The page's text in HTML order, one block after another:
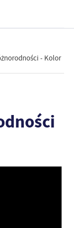
- Kolor